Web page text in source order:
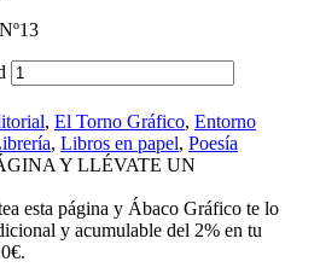
, El Torno Gráfico, Entorno
, Libros en papel, Poesía
Y LLÉVATE UN
esta página y Ábaco Gráfico te lo
y acumulable del 2% en tu